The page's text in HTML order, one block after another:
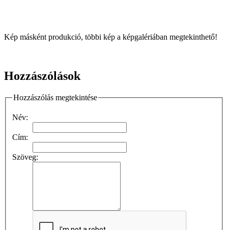
Kép másként produkció, többi kép a képgalériában megtekinthető!
Hozzászólások
Hozzászólás megtekintése
Név:
Cím:
Szöveg: